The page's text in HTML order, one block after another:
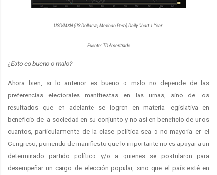
USD/MXN (US Dollar vs; Mexican Peso) Daily Chart 1 Year
Fuente: TD Ameritrade
¿Esto es bueno o malo?
Ahora bien, si lo anterior es bueno o malo no depende de las
preferencias electorales manifiestas en las urnas, sino de los
resultados que en adelante se logren en materia legislativa en
beneficio de la sociedad en su conjunto y no así en beneficio de unos
cuantos, particularmente de la clase política sea o no mayoría en el
Congreso, poniendo de manifiesto que lo importante no es apoyar a un
determinado partido político y/o a quienes se postularon para
desempeñar un cargo de elección popular, sino que el país esté en